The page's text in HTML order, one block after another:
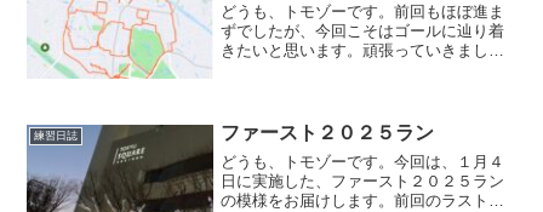
どうも、トモゾーです。前回もほぼ進ま
ずでしたが、今回こそはゴールに辿り着
きたいと思います。頑張っていきましょ
なりの距離と時間走って食...
練習日誌 ファースト２０２５ラン
どうも、トモゾーです。今回は、１月４
日に実施した、ファースト２０２５ラン
の模様をお届けします。前回のラスト２